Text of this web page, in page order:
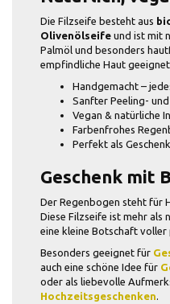
Die Filzseife besteht aus
Olivenölseife und ist mit
Palmöl und besonders
empfindliche Haut
Handgemacht –
Sanfter Peeling-
Vegan & natürliche
Farbenfrohes
Perfekt als
Geschenk mit
Der Regenbogen steht für
Diese Filzseife ist mehr als
eine kleine Botschaft voller
Besonders geeignet für
auch eine schöne Idee für
oder als liebevolle
Hochzeitsgeschenken.